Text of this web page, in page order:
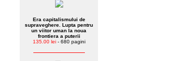
Era capitalismului de
supraveghere. Lupta pentru
un viitor uman la noua
frontiera a puterii
135.00 lei- 680 pagini